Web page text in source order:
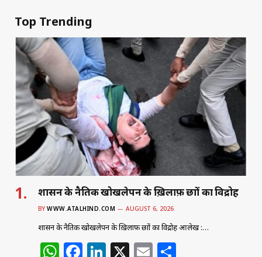
Top Trending
शासन के नैतिक खोखलेपन के ख़िलाफ़ छात्रों का विद्रोह
BY WWW.ATALHIND.COM AUGUST 6, 2026
शासन के नैतिक खोखलेपन के ख़िलाफ़ छात्रों का विद्रोह आलेख :…
W F Li X E